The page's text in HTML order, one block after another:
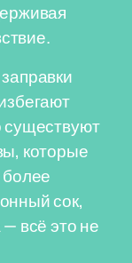
существуют
которые
сок,
всё это не